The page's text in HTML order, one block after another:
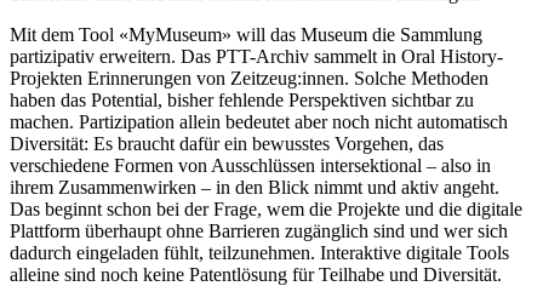
Mit dem Tool «MyMuseum» will das Museum die Sammlung
partizipativ erweitern. Das PTT-Archiv sammelt in Oral History-
Projekten Erinnerungen von Zeitzeug:innen. Solche Methoden
haben das Potential, bisher fehlende Perspektiven sichtbar zu
machen. Partizipation allein bedeutet aber noch nicht automatisch
Diversität: Es braucht dafür ein bewusstes Vorgehen, das
verschiedene Formen von Ausschlüssen intersektional – also in
ihrem Zusammenwirken – in den Blick nimmt und aktiv angeht.
Das beginnt schon bei der Frage, wem die Projekte und die digitale
Plattform überhaupt ohne Barrieren zugänglich sind und wer sich
dadurch eingeladen fühlt, teilzunehmen. Interaktive digitale Tools
alleine sind noch keine Patentlösung für Teilhabe und Diversität.